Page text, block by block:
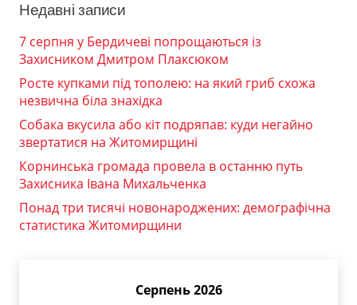
Недавні записи
7 серпня у Бердичеві попрощаються із
Захисником Дмитром Плаксюком
Росте купками під тополею: на який гриб схожа
незвична біла знахідка
Собака вкусила або кіт подряпав: куди негайно
звертатися на Житомирщині
Корнинська громада провела в останню путь
Захисника Івана Михальченка
Понад три тисячі новонароджених: демографічна
статистика Житомирщини
Серпень 2026